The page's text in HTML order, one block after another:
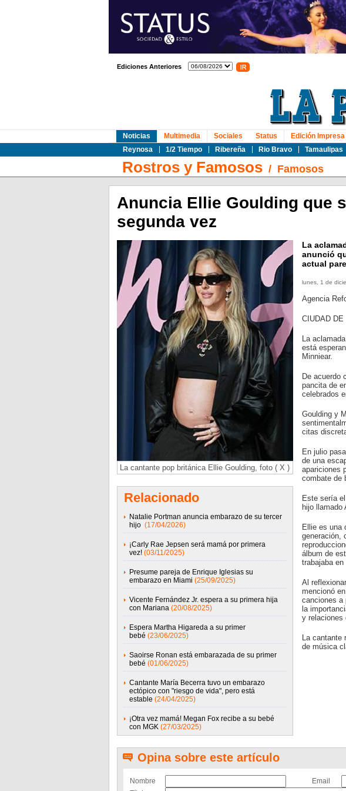
Ediciones Anteriores
Noticias
Reynosa
1/2 Tiempo Ribereña Rio Bravo Tamaulipas
Multimedia Sociales Status Edición Impresa
Rostros y Famosos/ Famosos
Anuncia Ellie Goulding que
segunda vez
La cantante pop británica Ellie Goulding, foto ( X )
Relacionado
Natalie Portman anuncia embarazo de su tercer
hijo (17/04/2026)
¡Carly Rae Jepsen será mamá por primera
vez! (03/11/2025)
Presume pareja de Enrique Iglesias su
embarazo en Miami (25/09/2025)
Vicente Fernández Jr. espera a su primera hija
con Mariana (20/08/2025)
Espera Martha Higareda a su primer
bebé (23/06/2025)
Saoirse Ronan está embarazada de su primer
bebé (01/06/2025)
Cantante María Becerra tuvo un embarazo
ectópico con "riesgo de vida", pero está
estable (24/04/2025)
¡Otra vez mamá! Megan Fox recibe a su bebé
con MGK (27/03/2025)
La
anunció
actual
lunes, 1 de
Agencia
CIUDAD DE
La
está
Minniear.
De acuerdo
pancita de
celebrados
Goulding y
citas
En julio
de una
apariciones
combate de
Este sería
hijo llamado
Ellie es una
generación,
álbum de
trabajaba
Al
mencionó
canciones a
la
y relaciones
La cantante
de música
Opina sobre este artículo
Nombre
Email